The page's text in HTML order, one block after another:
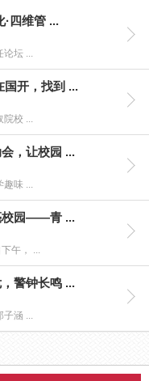
·四维管 ...
论坛 ...
国开，找到 ...
院校 ...
，让校园 ...
趣味 ...
校园——青 ...
午， ...
警钟长鸣 ...
子涵 ...